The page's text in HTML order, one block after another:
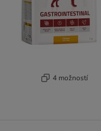
4 možností